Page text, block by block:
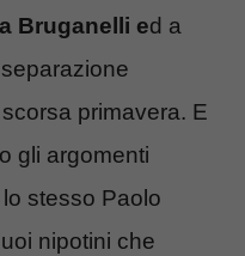
Bruganelli ed a
primavera. E
gli argomenti
stesso Paolo
nipotini che